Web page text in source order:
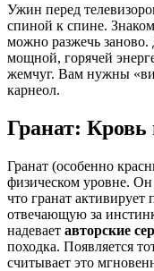
Ужин перед
спиной к спине.
можно разжечь
мощной, горячей
жемчуг. Вам нужны
карнеол.
Гранат:
Гранат (особенно
физическом уровне. Он
что гранат
отвечающую за
надевает авторские
походка. Появляется
считывает это